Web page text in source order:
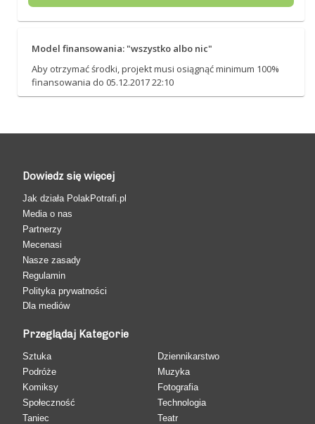
Model finansowania: "wszystko albo nic"
Aby otrzymać środki, projekt musi osiągnąć minimum 100%
finansowania do 05.12.2017 22:10
Dowiedz się więcej
Jak działa PolakPotrafi.pl
Media o nas
Partnerzy
Mecenasi
Nasze zasady
Regulamin
Polityka prywatności
Dla mediów
Przeglądaj Kategorie
Sztuka
Podróże
Komiksy
Społeczność
Taniec
Dziennikarstwo
Muzyka
Fotografia
Technologia
Teatr